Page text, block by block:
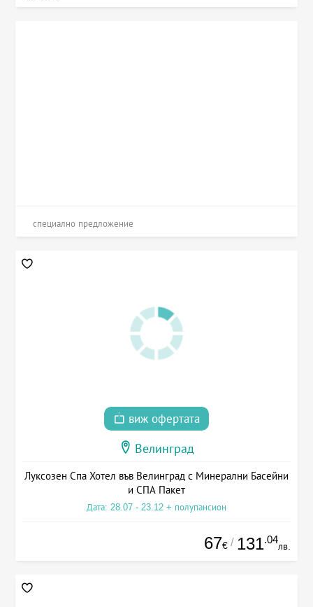
специално предложение
виж офертата
Велинград
Луксозен Спа Хотел във Велинград с Минерални Басейни
и СПА Пакет
Дата: 28.07 - 23.12 + полупансион
67€ / 131.04
лв.